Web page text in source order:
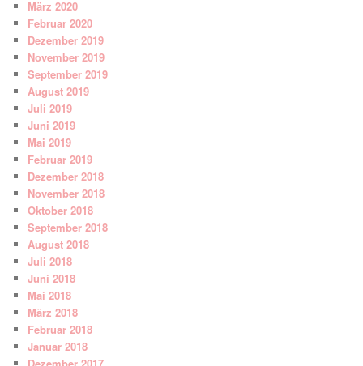
März 2020
Februar 2020
Dezember 2019
November 2019
September 2019
August 2019
Juli 2019
Juni 2019
Mai 2019
Februar 2019
Dezember 2018
November 2018
Oktober 2018
September 2018
August 2018
Juli 2018
Juni 2018
Mai 2018
März 2018
Februar 2018
Januar 2018